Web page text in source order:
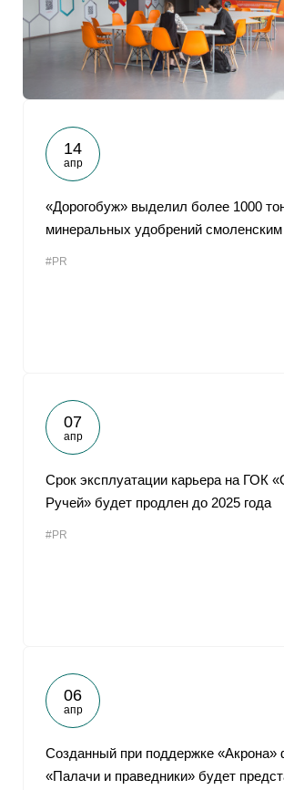
14
апр
«Дорогобуж» выделил более 1000
минеральных удобрений смоленским
#PR
07
апр
Срок эксплуатации карьера на ГОК
Ручей» будет продлен до 2025 года
#PR
06
апр
Созданный при поддержке «Акрона»
«Палачи и праведники» будет